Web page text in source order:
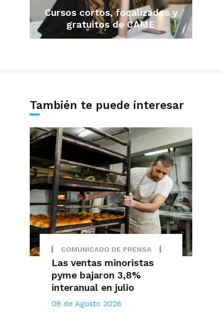
Cursos cortos, focalizados y
gratuitos de CAME
También te puede interesar
COMUNICADO DE PRENSA
Las ventas minoristas
pyme bajaron 3,8%
interanual en julio
08 de Agosto 2026